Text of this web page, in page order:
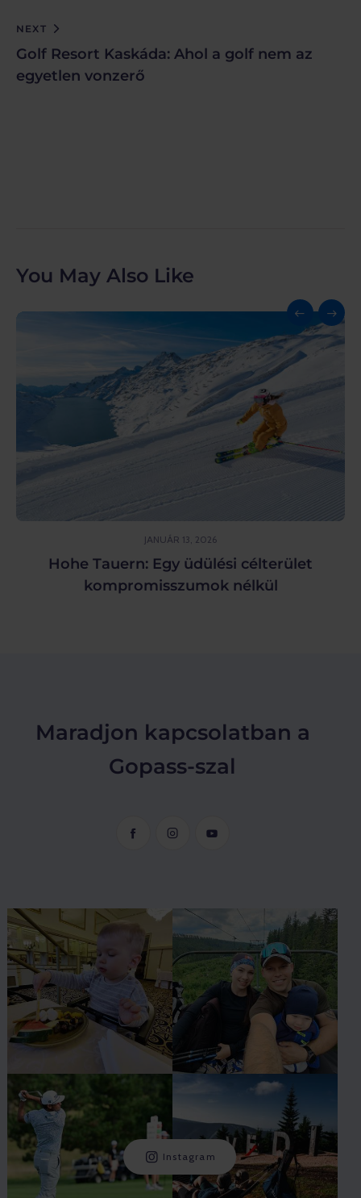
NEXT
Golf Resort Kaskáda: Ahol a golf nem az
egyetlen vonzerő
You May Also Like
JANUÁR 13, 2026
Hohe Tauern: Egy üdülési célterület
kompromisszumok nélkül
Maradjon kapcsolatban a
Gopass-szal
Instagram